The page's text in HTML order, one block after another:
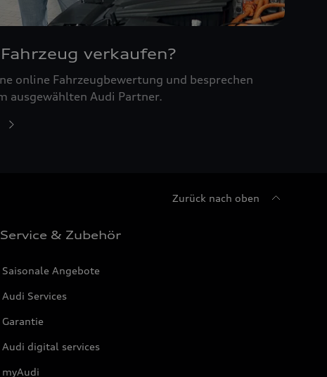
verkaufen?
online Fahrzeugbewertung und besprechen
ausgewählten Audi Partner.
Zurück nach oben
Service & Zubehör
Saisonale Angebote
Audi Services
Garantie
Audi digital services
myAudi